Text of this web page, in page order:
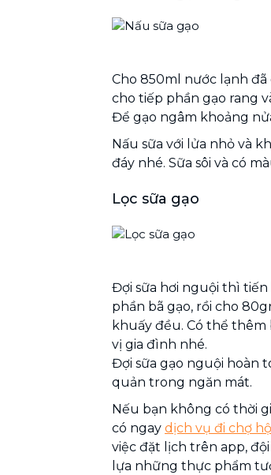
Cho 850ml nước lạnh
cho tiếp phần gạo rang
Để gạo ngâm khoảng
Nấu sữa với lửa nhỏ và
đáy nhé. Sữa sôi và có
Lọc sữa gạo
Đợi sữa hơi nguội thì tiến
phần bã gạo, rồi cho
khuấy đều. Có thể thêm
vị gia đình nhé.
Đợi sữa gạo nguội hoàn
quản trong ngăn mát.
Nếu bạn không có thời
có ngay dịch vụ đi chợ hộ
việc đặt lịch trên app,
lựa những thực phẩm